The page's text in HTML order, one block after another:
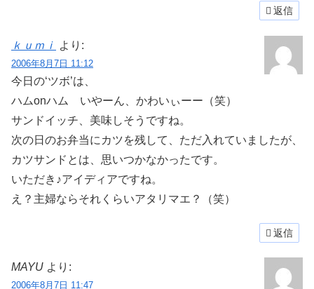
返信
ｋｕｍｉ より:
2006年8月7日 11:12
今日の‘ツボ’は、
ハムonハム いやーん、かわいぃーー（笑）
サンドイッチ、美味しそうですね。
次の日のお弁当にカツを残して、ただ入れていましたが、
カツサンドとは、思いつかなかったです。
いただき♪アイディアですね。
え？主婦ならそれくらいアタリマエ？（笑）
返信
MAYU より:
2006年8月7日 11:47